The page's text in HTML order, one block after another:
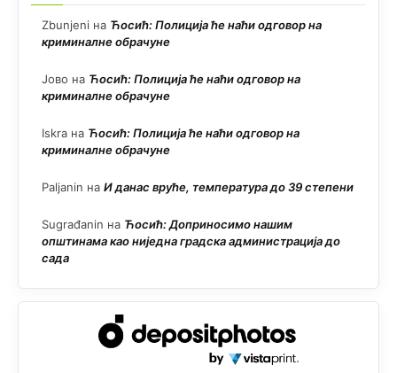
Zbunjeni на Ћосић: Полиција ће наћи одговор на
криминалне обрачуне
Јово на Ћосић: Полиција ће наћи одговор на
криминалне обрачуне
Iskra на Ћосић: Полиција ће наћи одговор на
криминалне обрачуне
Paljanin на И данас вруће, температура до 39 степени
Sugrađanin на Ћосић: Доприносимо нашим
општинама као ниједна градска администрација до
сада